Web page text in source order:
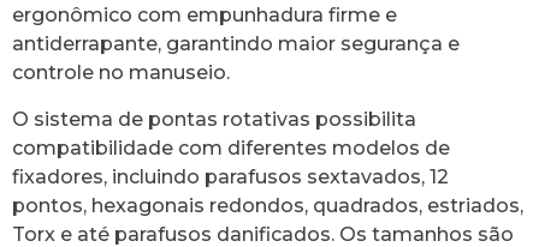
ergonômico com empunhadura firme e
antiderrapante, garantindo maior segurança e
controle no manuseio.
O sistema de pontas rotativas possibilita
compatibilidade com diferentes modelos de
fixadores, incluindo parafusos sextavados, 12
pontos, hexagonais redondos, quadrados, estriados,
Torx e até parafusos danificados. Os tamanhos são